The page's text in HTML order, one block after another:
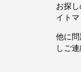
お探
イト
他に
しご